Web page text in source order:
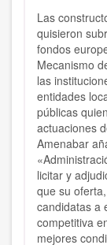
Las
quisieron
fondos
Mecanismo
las
entidades
públicas
actuaciones
Amenabar
licitar y
que su
candidatas a
competitiva
mejores